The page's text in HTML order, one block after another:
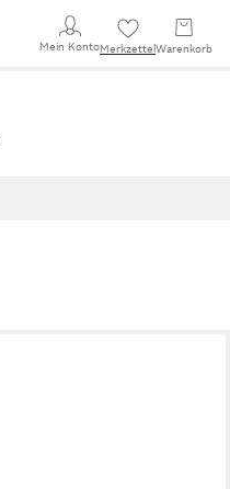
Mein KontoMerkzettel Warenkorb